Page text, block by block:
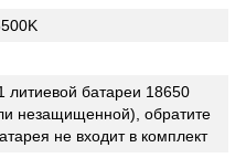
литиевой батареи 18650
незащищенной), обратите
не входит в комплект